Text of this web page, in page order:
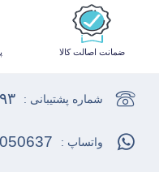
ضمانت اصالت کالا
شماره پشتیبانی :
واتساپ :